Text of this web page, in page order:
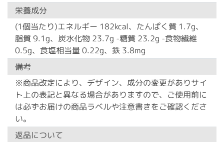
栄養成分
(1個当たり)エネルギー 182kcal、たんぱく質 1.7g、
脂質 9.1g、炭水化物 23.7g -糖質 23.2g -食物繊維
0.5g、食塩相当量 0.22g、鉄 3.8mg
備考
※商品改定により、デザイン、成分の変更がありサイ
ト上の表記と異なる場合がありますので、ご使用前に
は必ずお届けの商品ラベルや注意書きをご確認くださ
い。
返品について